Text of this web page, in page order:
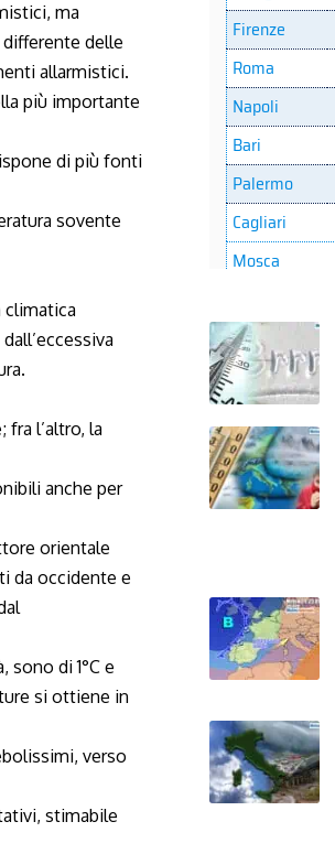
ma
delle
allarmistici.
più importante
di più fonti
sovente
climatica
l’altro, la
anche per
orientale
da occidente e
di 1°C e
si ottiene in
verso
stimabile